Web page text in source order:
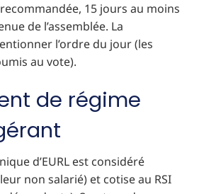
15 jours au moins
de l’assemblée. La
l’ordre du jour (les
au vote).
de régime
d’EURL est considéré
non salarié) et cotise au RSI